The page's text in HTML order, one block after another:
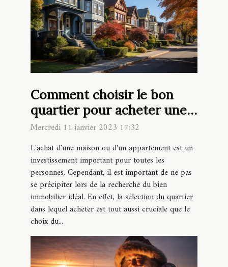
Comment choisir le bon
quartier pour acheter une
maison ou un appartement
?
Mercredi 11 janvier 2023 17:32
L'achat d'une maison ou d'un appartement est un
investissement important pour toutes les
personnes. Cependant, il est important de ne pas
se précipiter lors de la recherche du bien
immobilier idéal. En effet, la sélection du quartier
dans lequel acheter est tout aussi cruciale que le
choix du...